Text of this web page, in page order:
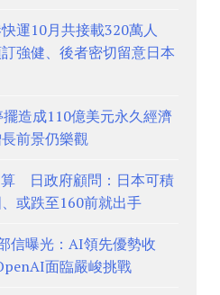
運10月共接載320萬人
強健、後者密切留意日本
造成110億美元永久經濟
前景仍樂觀
算 日政府顧問：日本可積
或跌至160前就出手
信曝光：AI領先優勢收
面臨嚴峻挑戰